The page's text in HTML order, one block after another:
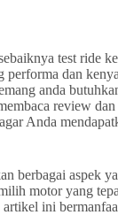
test ride
performa dan
anda
review
Anda
berbagai aspek
motor yang
ini